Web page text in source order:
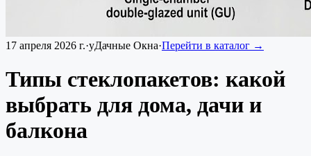
17 апреля 2026 г.·уДачные Окна·Перейти в каталог →
Типы стеклопакетов: какой
выбрать для дома, дачи и
балкона